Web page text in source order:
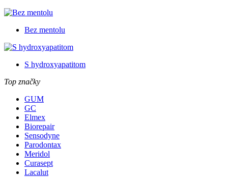
Bez mentolu
S hydroxyapatitom
Top značky
GUM
GC
Elmex
Biorepair
Sensodyne
Parodontax
Meridol
Curasept
Lacalut